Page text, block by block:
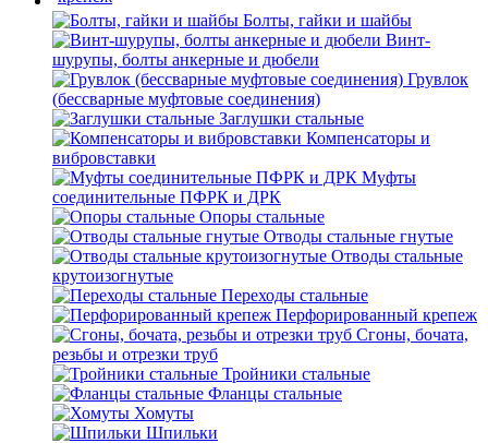
Болты, гайки и шайбы
Винт-
шурупы, болты анкерные и дюбели
Грувлок
(бессварные муфтовые соединения)
Заглушки стальные
Компенсаторы и
вибровставки
Муфты
соединительные ПФРК и ДРК
Опоры стальные
Отводы стальные гнутые
Отводы стальные
крутоизогнутые
Переходы стальные
Перфорированный крепеж
Сгоны, бочата,
резьбы и отрезки труб
Тройники стальные
Фланцы стальные
Хомуты
Шпильки